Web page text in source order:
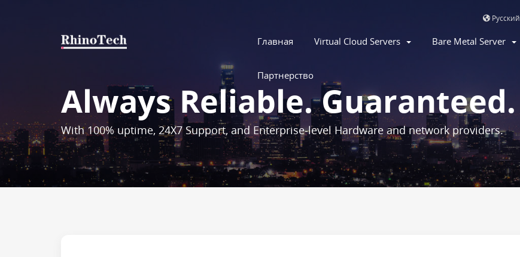
Русский
Главная Virtual Cloud Servers Bare Metal Server
Партнерство
Always Reliable. Guaranteed.
With 100% uptime, 24X7 Support, and Enterprise-level Hardware and network providers.